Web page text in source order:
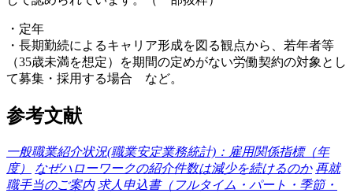
・定年
・長期勤続によるキャリア形成を図る観点から、若年者等
（35歳未満を想定）を期間の定めがない労働契約の対象とし
て募集・採用する場合 など。
参考文献
一般職業紹介状況(職業安定業務統計)：雇用関係指標（年
度）
なぜハローワークの紹介件数は減少を続けるのか 再就
職手当のご案内 求人申込書（フルタイム・パート・季節・